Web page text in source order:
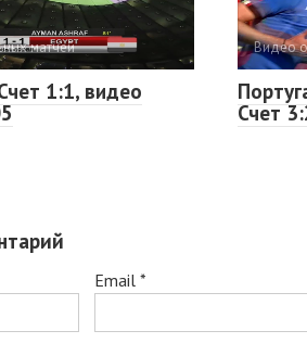
матчей
1:1, видео
Видео
Счет
Email *